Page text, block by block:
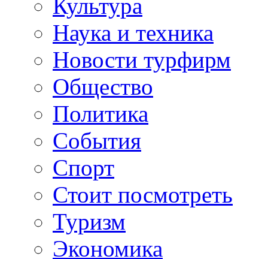
Культура
Наука и техника
Новости турфирм
Общество
Политика
События
Спорт
Стоит посмотреть
Туризм
Экономика